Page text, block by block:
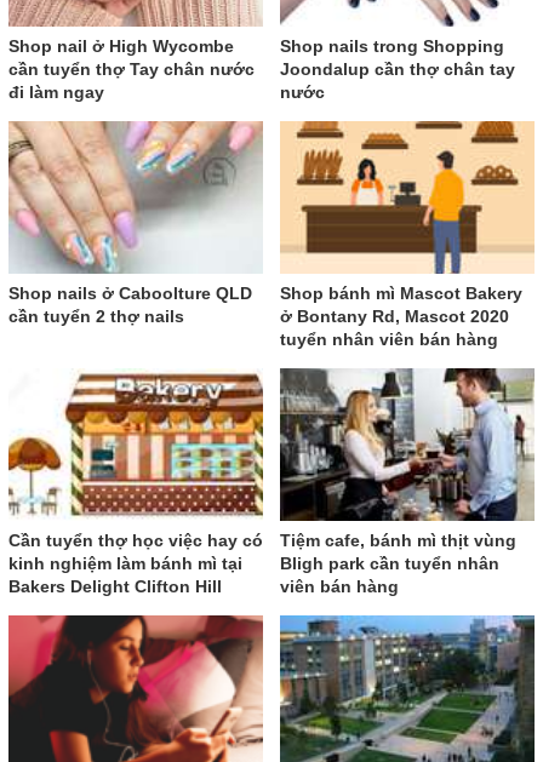
Shop nail ở High Wycombe
cần tuyển thợ Tay chân nước
đi làm ngay
Shop nails trong Shopping
Joondalup cần thợ chân tay
nước
Shop nails ở Caboolture QLD
cần tuyển 2 thợ nails
Shop bánh mì Mascot Bakery
ở Bontany Rd, Mascot 2020
tuyển nhân viên bán hàng
Cần tuyển thợ học việc hay có
kinh nghiệm làm bánh mì tại
Bakers Delight Clifton Hill
Tiệm cafe, bánh mì thịt vùng
Bligh park cần tuyển nhân
viên bán hàng